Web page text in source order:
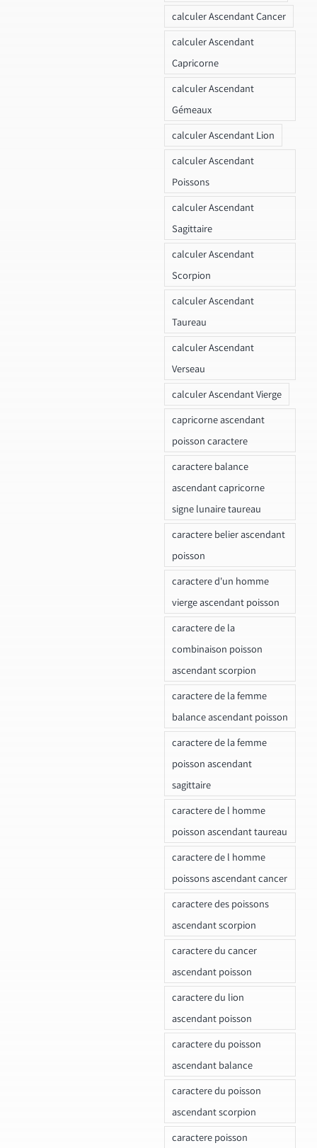
calculer Ascendant Cancer
calculer Ascendant
Capricorne
calculer Ascendant
Gémeaux
calculer Ascendant Lion
calculer Ascendant
Poissons
calculer Ascendant
Sagittaire
calculer Ascendant
Scorpion
calculer Ascendant
Taureau
calculer Ascendant
Verseau
calculer Ascendant Vierge
capricorne ascendant
poisson caractere
caractere balance
ascendant capricorne
signe lunaire taureau
caractere belier ascendant
poisson
caractere d'un homme
vierge ascendant poisson
caractere de la
combinaison poisson
ascendant scorpion
caractere de la femme
balance ascendant poisson
caractere de la femme
poisson ascendant
sagittaire
caractere de l homme
poisson ascendant taureau
caractere de l homme
poissons ascendant cancer
caractere des poissons
ascendant scorpion
caractere du cancer
ascendant poisson
caractere du lion
ascendant poisson
caractere du poisson
ascendant balance
caractere du poisson
ascendant scorpion
caractere poisson